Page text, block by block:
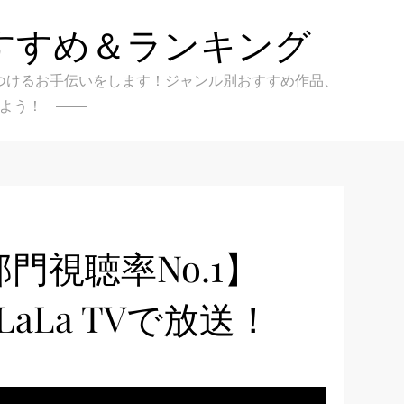
すめ＆ランキング
るお手伝いをします！ジャンル別おすすめ作品、
う！
視聴率No.1】
TVで放送！